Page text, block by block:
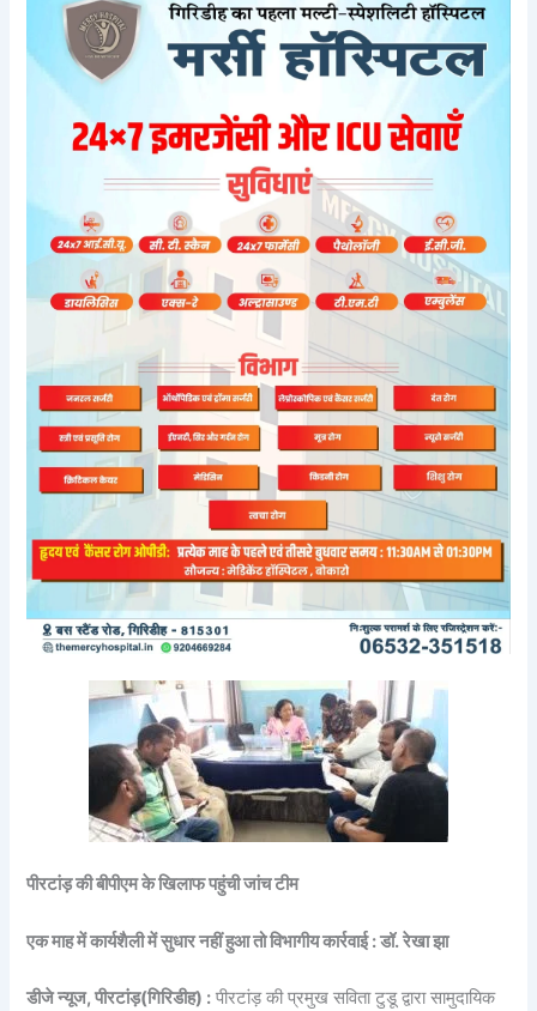
पीरटांड़ की बीपीएम के खिलाफ पहुंची जांच टीम
एक माह में कार्यशैली में सुधार नहीं हुआ तो विभागीय कार्रवाई : डॉ. रेखा झा
डीजे न्यूज, पीरटांड़(गिरिडीह) : पीरटांड़ की प्रमुख सविता टुडू द्वारा सामुदायिक